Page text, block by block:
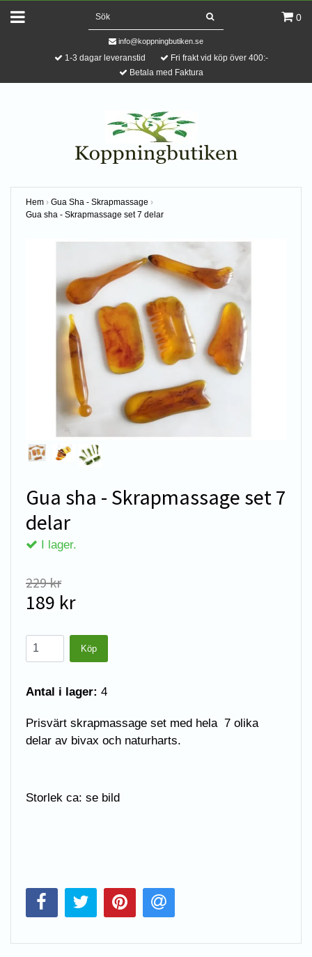
0
info@koppningbutiken.se
1-3 dagar leveranstid
Fri frakt vid köp över 400:-
Betala med Faktura
Hem › Gua Sha - Skrapmassage ›
Gua sha - Skrapmassage set 7 delar
Gua sha - Skrapmassage set 7
delar
I lager.
229 kr
189 kr
Antal i lager: 4
Prisvärt skrapmassage set med hela 7 olika
delar av bivax och naturharts.
Storlek ca: se bild